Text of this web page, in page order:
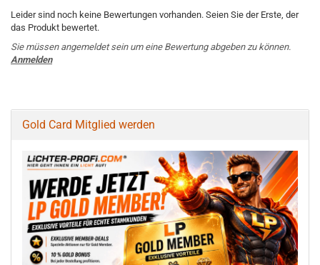
Leider sind noch keine Bewertungen vorhanden. Seien Sie der Erste, der
das Produkt bewertet.
Sie müssen angemeldet sein um eine Bewertung abgeben zu können.
Anmelden
Gold Card Mitglied werden